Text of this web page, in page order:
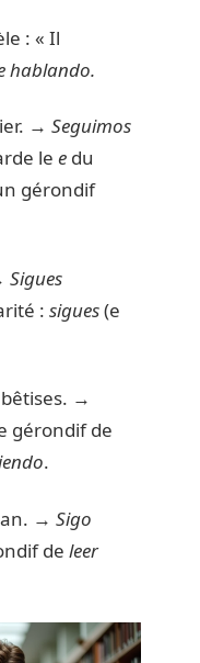
: « Il
hablando.
→ Seguimos
le e du
gérondif
Sigues
: sigues(e
→
gérondif de
.
→ Sigo
de leer